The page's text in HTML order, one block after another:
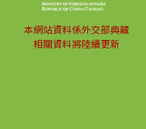
本網站資料係外交部典藏
相關資料將陸續更新